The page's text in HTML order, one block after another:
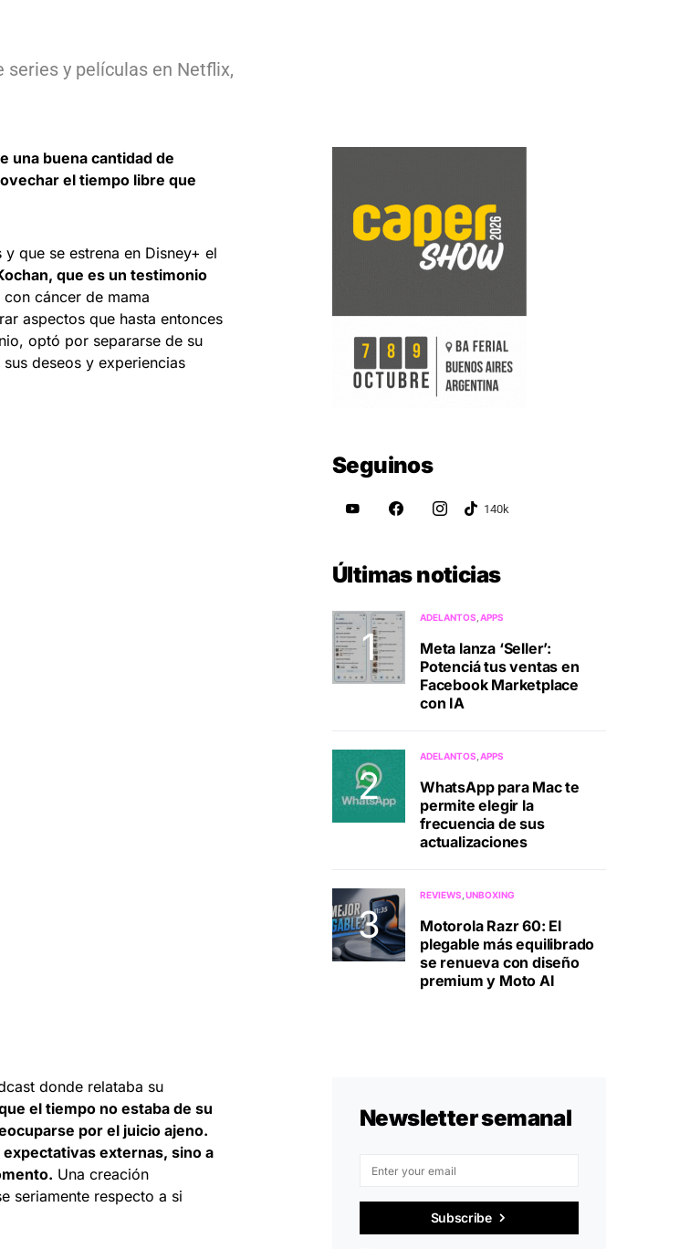
y películas en Netflix,
una buena cantidad de
el tiempo libre que
que se estrena en Disney+ el
que es un testimonio
cáncer de mama
aspectos que hasta entonces
optó por separarse de su
deseos y experiencias
donde relataba su
el tiempo no estaba de su
por el juicio ajeno.
externas, sino a
Una creación
seriamente respecto a si
Seguinos
Últimas noticias
ADELANTOS APPS
Meta lanza ‘Seller’:
Potenciá tus ventas en
Facebook Marketplace
con IA
ADELANTOS APPS
WhatsApp para Mac te
permite elegir la
frecuencia de sus
actualizaciones
REVIEWS UNBOXING
Motorola Razr 60: El
plegable más equilibrado
se renueva con diseño
premium y Moto AI
Newsletter semanal
Subscribe